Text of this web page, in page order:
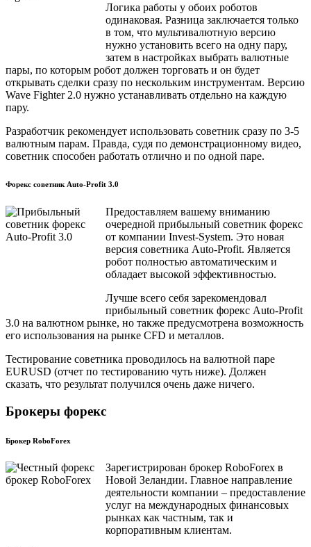
Логика работы у обоих роботов
одинаковая. Разница заключается только
в том, что мультивалютную версию
нужно установить всего на одну пару,
затем в настройках выбрать валютные
пары, по которым робот должен торговать и он будет
открывать сделки сразу по нескольким инструментам. Версию
Wave Fighter 2.0 нужно устанавливать отдельно на каждую
пару.
Разработчик рекомендует использовать советник сразу по 3-5
валютным парам. Правда, судя по демонстрационному видео,
советник способен работать отлично и по одной паре.
Форекс советник Auto-Profit 3.0
Предоставляем вашему вниманию
очередной прибыльный советник форекс
от компании Invest-System. Это новая
версия советника Auto-Profit. Является
робот полностью автоматическим и
обладает высокой эффективностью.
Лучше всего себя зарекомендовал
прибыльный советник форекс Auto-Profit
3.0 на валютном рынке, но также предусмотрена возможность
его использования на рынке CFD и металлов.
Тестирование советника проводилось на валютной паре
EURUSD (отчет по тестированию чуть ниже). Должен
сказать, что результат получился очень даже ничего.
Брокеры форекс
Брокер RoboForex
Зарегистрирован брокер RoboForex в
Новой Зеландии. Главное направление
деятельности компании – предоставление
услуг на международных финансовых
рынках как частным, так и
корпоративным клиентам.